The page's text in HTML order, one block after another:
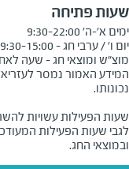
שעות פתיחה
מוצ"ש ומוצאי חג - שעה
המידע האמור נמסר
שעות הפעילות עשויות
לגבי שעות הפעילות
ובמוצאי החג.